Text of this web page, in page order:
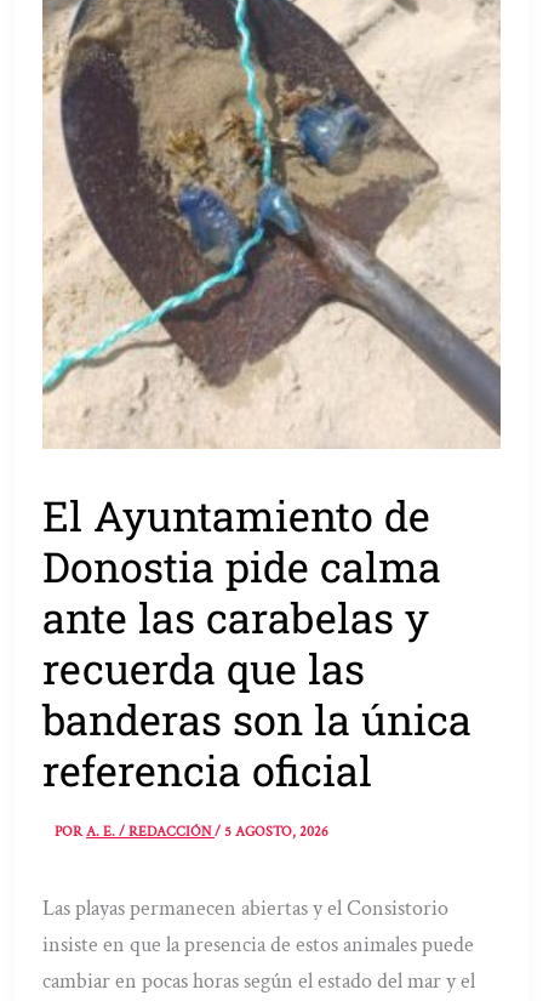
El Ayuntamiento de
Donostia pide calma
ante las carabelas y
recuerda que las
banderas son la única
referencia oficial
PORA. E. / REDACCIÓN/5 AGOSTO, 2026
Las playas permanecen abiertas y el Consistorio
insiste en que la presencia de estos animales puede
cambiar en pocas horas según el estado del mar y el